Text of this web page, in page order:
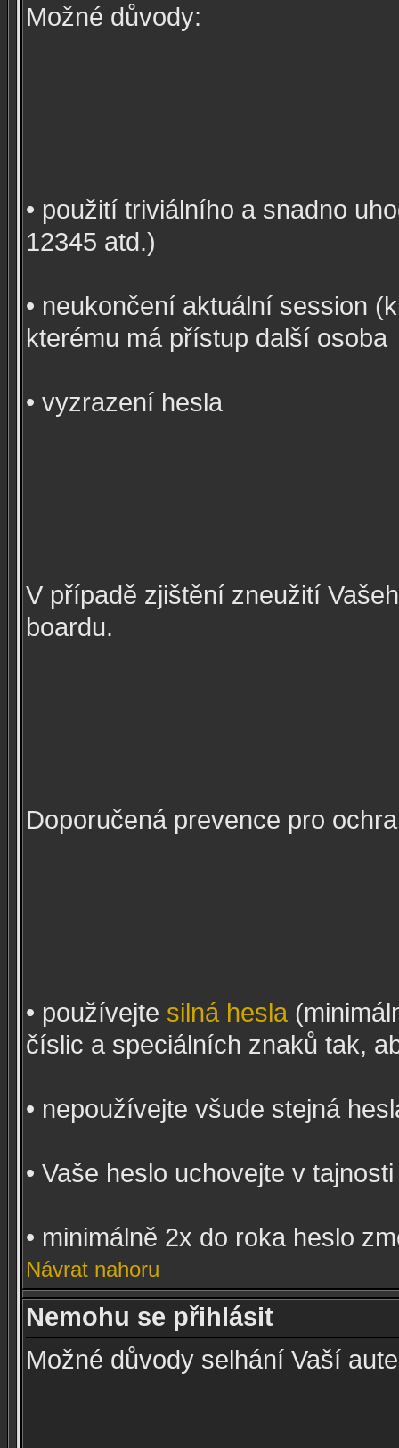
Možné důvody:
• použití triviálního a snadno
12345 atd.)
• neukončení aktuální session
kterému má přístup další osoba
• vyzrazení hesla
V případě zjištění zneužití
boardu.
Doporučená prevence pro
• používejte silná hesla
číslic a speciálních znaků tak,
• nepoužívejte všude stejná
• Vaše heslo uchovejte v tajnosti
• minimálně 2x do roka heslo
Návrat nahoru
Nemohu se přihlásit
Možné důvody selhání Vaší